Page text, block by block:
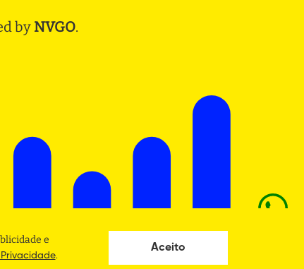
by NVGO.
e
.
Aceito